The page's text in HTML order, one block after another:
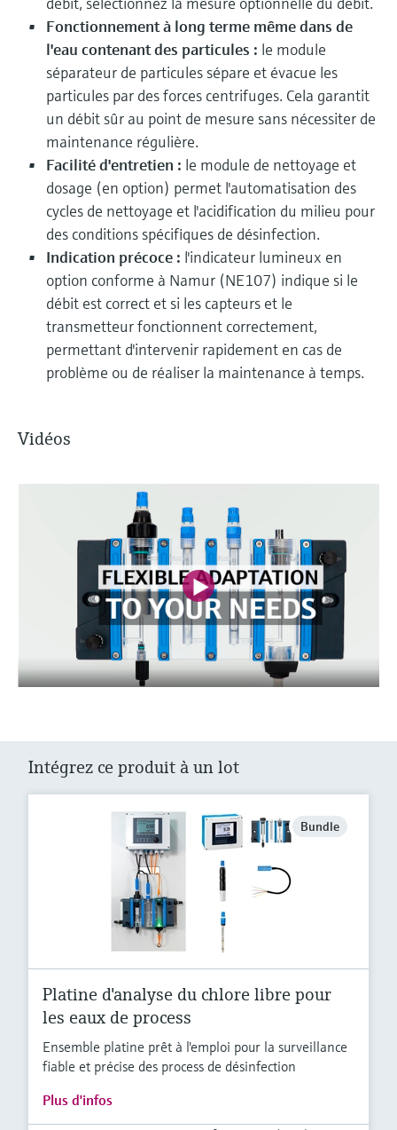
Fonctionnement à long terme même dans de
l'eau contenant des particules : le module
séparateur de particules sépare et évacue les
particules par des forces centrifuges. Cela garantit
un débit sûr au point de mesure sans nécessiter de
maintenance régulière.
Facilité d'entretien : le module de nettoyage et
dosage (en option) permet l'automatisation des
cycles de nettoyage et l'acidification du milieu pour
des conditions spécifiques de désinfection.
Indication précoce : l'indicateur lumineux en
option conforme à Namur (NE107) indique si le
débit est correct et si les capteurs et le
transmetteur fonctionnent correctement,
permettant d'intervenir rapidement en cas de
problème ou de réaliser la maintenance à temps.
Vidéos
Intégrez ce produit à un lot
Bundle
Platine d'analyse du chlore libre pour
les eaux de process
Ensemble platine prêt à l'emploi pour la surveillance
fiable et précise des process de désinfection
Plus d'infos